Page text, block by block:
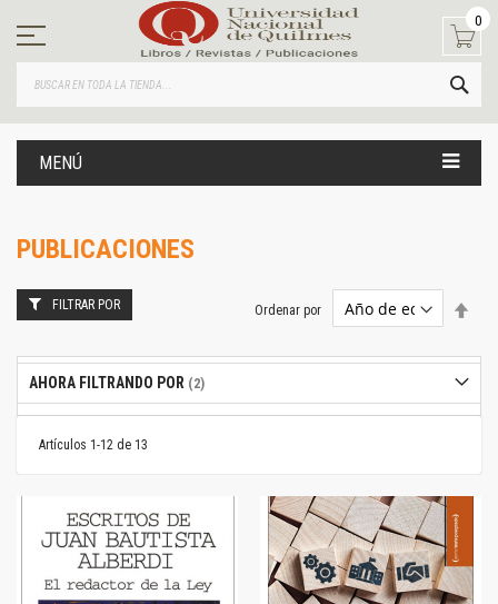
contenido
0
MENÚ
PUBLICACIONES
Artículos 1-12 de 13
Ordenar por
FILTRAR POR
AHORA FILTRANDO POR